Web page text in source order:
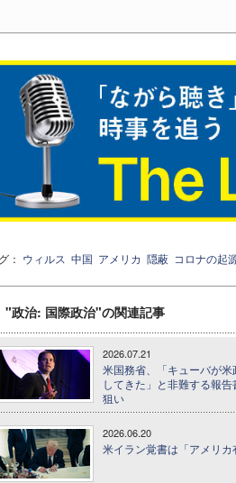
： ウィルス 中国 アメリカ 隠蔽 コロナの起
"政治: 国際政治"の関連記事
2026.07.21
米国務省、「キューバが
してきた」と非難する報
狙い
2026.06.20
米イラン覚書は「アメリ